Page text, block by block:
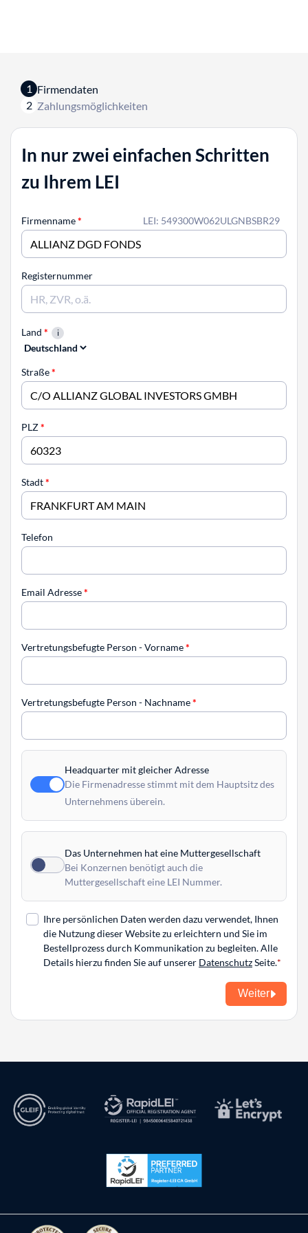
1 Firmendaten
2 Zahlungsmöglichkeiten
In nur zwei einfachen Schritten
zu Ihrem LEI
LEI: 549300W062ULGNBSBR29
Firmenname*
Registernummer
Land *
Straße*
PLZ*
Stadt*
Telefon
Email Adresse*
Vertretungsbefugte Person - Vorname*
Vertretungsbefugte Person - Nachname*
Headquarter mit gleicher Adresse
Die Firmenadresse stimmt mit dem Hauptsitz des
Unternehmens überein.
Das Unternehmen hat eine Muttergesellschaft
Bei Konzernen benötigt auch die
Muttergesellschaft eine LEI Nummer.
Ihre persönlichen Daten werden dazu verwendet, Ihnen
die Nutzung dieser Website zu erleichtern und Sie im
Bestellprozess durch Kommunikation zu begleiten. Alle
Details hierzu finden Sie auf unserer DatenschutzSeite.
Weiter